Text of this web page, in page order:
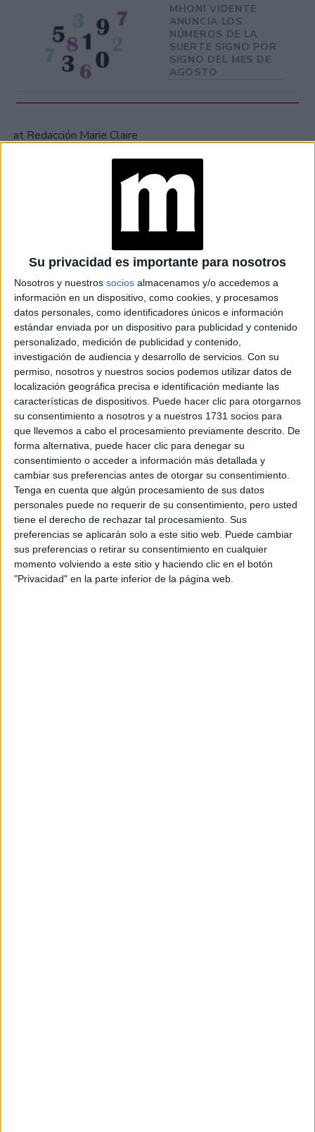
Su privacidad es importante para nosotros
Nosotros y nuestros socios almacenamos y/o accedemos a
información en un dispositivo, como cookies, y procesamos
datos personales, como identificadores únicos e información
estándar enviada por un dispositivo para publicidad y contenido
personalizado, medición de publicidad y contenido,
investigación de audiencia y desarrollo de servicios. Con su
permiso, nosotros y nuestros socios podemos utilizar datos de
localización geográfica precisa e identificación mediante las
características de dispositivos. Puede hacer clic para otorgarnos
su consentimiento a nosotros y a nuestros 1731 socios para
que llevemos a cabo el procesamiento previamente descrito. De
forma alternativa, puede hacer clic para denegar su
consentimiento o acceder a información más detallada y
cambiar sus preferencias antes de otorgar su consentimiento.
Tenga en cuenta que algún procesamiento de sus datos
personales puede no requerir de su consentimiento, pero usted
tiene el derecho de rechazar tal procesamiento. Sus
preferencias se aplicarán solo a este sitio web. Puede cambiar
sus preferencias o retirar su consentimiento en cualquier
momento volviendo a este sitio y haciendo clic en el botón
"Privacidad" en la parte inferior de la página web.
MHONI VIDENTE
ANUNCIA LOS
NÚMEROS DE LA
SUERTE SIGNO POR
SIGNO DEL MES DE
AGOSTO
at Redacción Marie Claire
GALERÍA DE IMÁGENES
Accedé a los beneficios para suscriptores
Contenidos exclusivos
Sorteos
Descuentos en publicaciones
Participación en los eventos organizados por
Editorial Perfil.
Suscribite ahora
COMPARTÍ ESTA NOTA
EN ESTA NOTA
PISCIS